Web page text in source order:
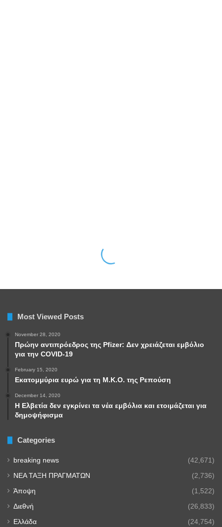
Most Viewed Posts
November 28, 2020
Πρώην αντιπρόεδρος της Pfizer: Δεν χρειάζεται εμβόλιο
για την COVID-19
February 15, 2020
Εκατομμύρια ευρώ για τη Μ.Κ.Ο. της Ρεπούση
December 14, 2020
Η Ελβετία δεν εγκρίνει τα νέα εμβόλια και ετοιμάζεται για
δημοψήφισμα
Categories
breaking news (42,671)
NEA TAΞΗ ΠΡΑΓΜΑΤΩΝ (2,736)
Άποψη (1,522)
Διεθνή (26,833)
Ελλάδα (24,754)